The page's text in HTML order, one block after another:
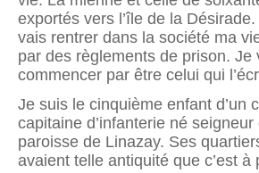
exportés vers l’île de la
vais rentrer dans la société ma
par des règlements de prison. Je
commencer par être celui qui
Je suis le cinquième enfant d’un
capitaine d’infanterie né
paroisse de Linazay. Ses
avaient telle antiquité que c’est à